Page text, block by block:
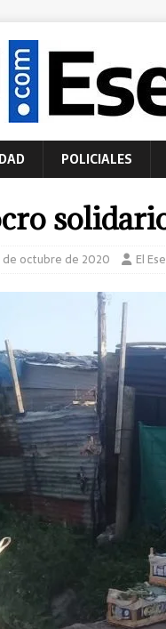
POLICIALES
de octubre de 2020 El